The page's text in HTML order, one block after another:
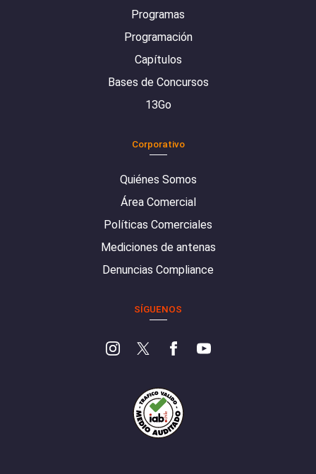
Programas
Programación
Capítulos
Bases de Concursos
13Go
Corporativo
Quiénes Somos
Área Comercial
Políticas Comerciales
Mediciones de antenas
Denuncias Compliance
SÍGUENOS